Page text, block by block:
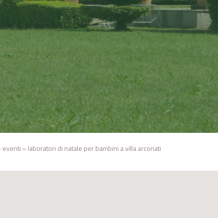
eventi » laboratori di natale per bambini a villa arconati